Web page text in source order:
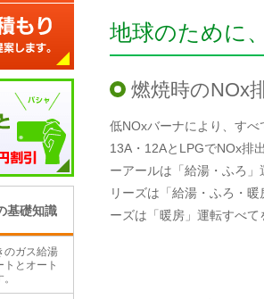
地球のために
燃焼時のNOx
低NOxバーナにより、す
13A・12AとLPGでNOx排
ーアールは「給湯・ふろ
リーズは「給湯・ふろ・
ーズは「暖房」運転すべて
基礎知識
のガス給湯
とオート